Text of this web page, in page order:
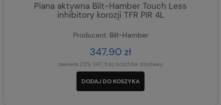
Piana aktywna Bilt-Hamber Touch Less
inhibitory korozji TFR PIR 4L
Producent: Bilt-Hamber
347,90 zł
zawiera 23% VAT, bez kosztów dostawy
DODAJ DO KOSZYKA